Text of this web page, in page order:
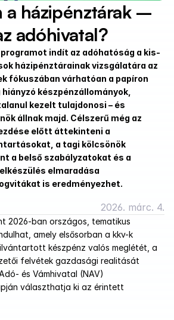
a házipénztárak –
adóhivatal?
indít az adóhatóság a kis-
házipénztárainak vizsgálatára az
fókuszában várhatóan a papíron
készpénzállományok,
kezelt tulajdonosi – és
állnak majd. Célszerű még az
előtt áttekinteni a
a tagi kölcsönök
a belső szabályzatokat és a
elmaradása
is eredményezhet.
2026. márc. 4.
2026-ban országos, tematikus
amely elsősorban a kkv-k
készpénz valós meglétét, a
felvétek gazdasági realitását
és Vámhivatal (NAV)
választhatja ki az érintett